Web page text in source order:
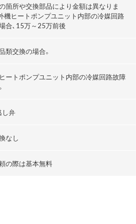
箇所や交換部品により金額は異なりま
機ヒートポンプユニット内部の冷媒回路
合､15万～25万前後
類交換の場合。
ートポンプユニット内部の冷媒回路故障
し弁
なし
の際は基本無料